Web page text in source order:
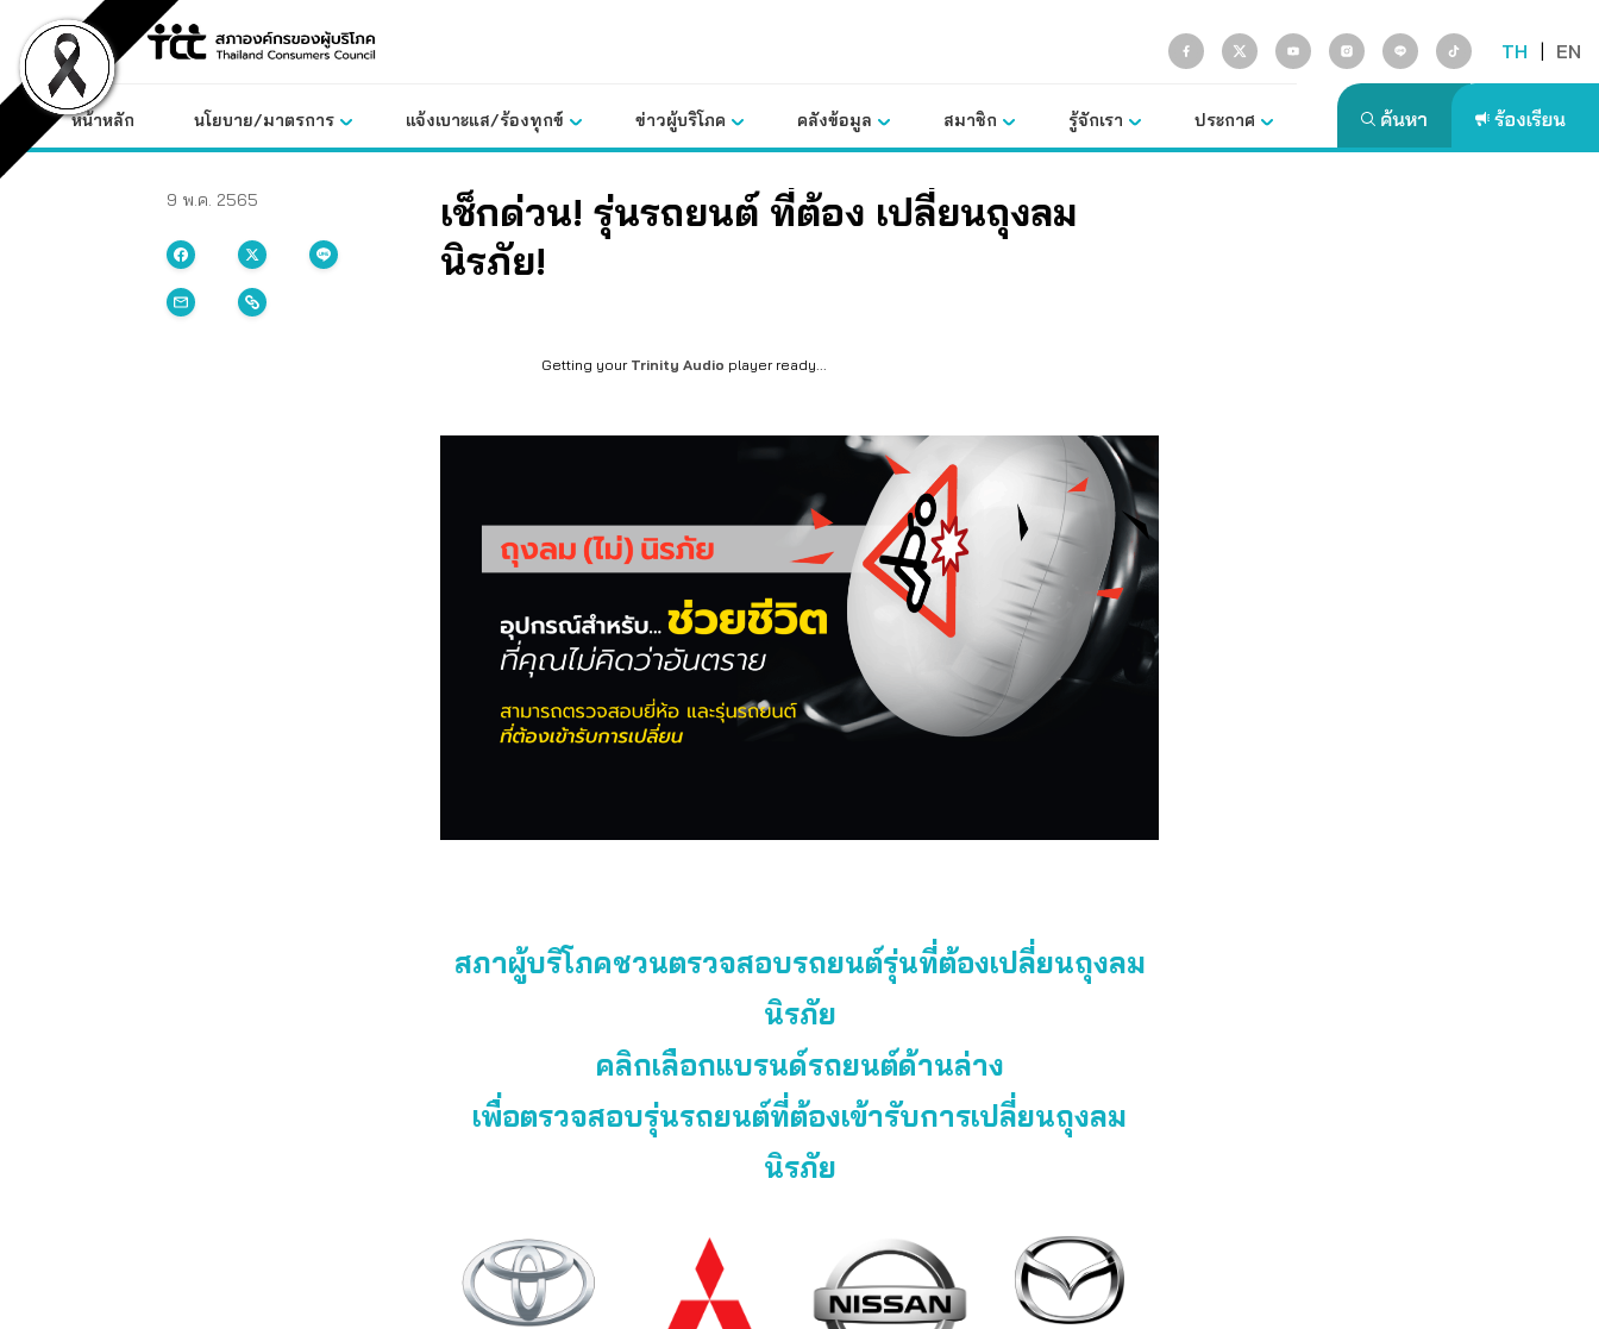
content
TH | EN
หน้าหลัก นโยบาย/มาตรการ แจ้งเบาะแส/ร้องทุกข์ ข่าวผู้บริโภค คลังข้อมูล สมาชิก รู้จักเรา ประกาศ
9 พ.ค. 2565
เช็กด่วน! รุ่นรถยนต์ ที่ต้อง เปลี่ยนถุงลม
นิรภัย!
Getting your Trinity Audio player ready...
สภาผู้บริโภคชวนตรวจสอบรถยนต์รุ่นที่ต้องเปลี่ยนถุงลม
นิรภัย
คลิกเลือกแบรนด์รถยนต์ด้านล่าง
เพื่อตรวจสอบรุ่นรถยนต์ที่ต้องเข้ารับการเปลี่ยนถุงลม
นิรภัย